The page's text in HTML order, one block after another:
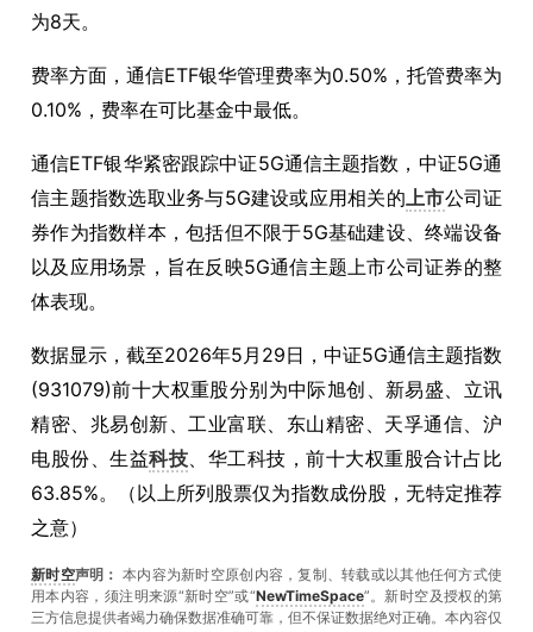
为8天。
费率方面，通信ETF银华管理费率为0.50%，托管费率为
0.10%，费率在可比基金中最低。
通信ETF银华紧密跟踪中证5G通信主题指数，中证5G通
信主题指数选取业务与5G建设或应用相关的上市公司证
券作为指数样本，包括但不限于5G基础建设、终端设备
以及应用场景，旨在反映5G通信主题上市公司证券的整
体表现。
数据显示，截至2026年5月29日，中证5G通信主题指数
(931079)前十大权重股分别为中际旭创、新易盛、立讯
精密、兆易创新、工业富联、东山精密、天孚通信、沪
电股份、生益科技、华工科技，前十大权重股合计占比
63.85%。（以上所列股票仅为指数成份股，无特定推荐
之意）
新时空声明： 本内容为新时空原创内容，复制、转载或以其他任何方式使
用本内容，须注明来源“新时空”或“NewTimeSpace”。新时空及授权的第
三方信息提供者竭力确保数据准确可靠，但不保证数据绝对正确。本內容仅